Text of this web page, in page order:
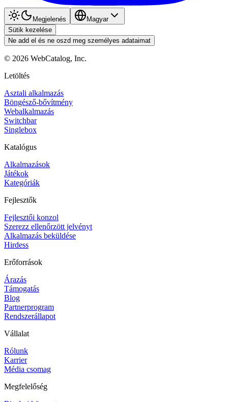
Megjelenés
Magyar
Sütik kezelése
Ne add el és ne oszd meg személyes adataimat
© 2026 WebCatalog, Inc.
Letöltés
Asztali alkalmazás
Böngésző-bővítmény
Webalkalmazás
Switchbar
Singlebox
Katalógus
Alkalmazások
Játékok
Kategóriák
Fejlesztők
Fejlesztői konzol
Szerezz ellenőrzött jelvényt
Alkalmazás beküldése
Hirdess
Erőforrások
Árazás
Támogatás
Blog
Partnerprogram
Rendszerállapot
Vállalat
Rólunk
Karrier
Média csomag
Megfelelőség